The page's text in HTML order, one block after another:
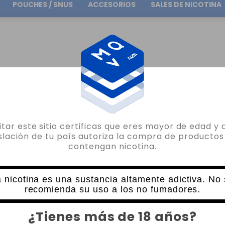
este sitio certificas que eres mayor de edad y
de tu país autoriza la compra de productos
contengan nicotina.
nicotina es una sustancia altamente adictiva. No
recomienda su uso a los no fumadores.
¿Tienes más de 18 años?
Envío gratuito en pedidos superiores a 30.00€
POUCHES / SNUS ACCESORIOS SALES DE NICOTINA
AROMAS OIL4VAP
OIL4VAP
AROMA ARANDANO AZUL V2 10ML
4 VALORACIONES
5,45€ 6,05€
CANTIDAD
- +